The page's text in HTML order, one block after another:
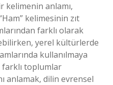
kelimenin anlamı,
kelimesinin zıt
farklı olarak
yerel kültürlerde
kullanılmaya
farklı toplumlar
anlamak, dilin evrensel